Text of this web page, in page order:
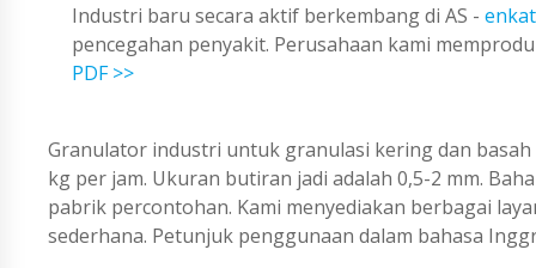
Industri baru secara aktif berkembang di AS -
pencegahan penyakit. Perusahaan kami
PDF >>
Granulator industri untuk granulasi kering dan
kg per jam. Ukuran butiran jadi adalah 0,5-2 mm.
pabrik percontohan. Kami menyediakan berbagai
sederhana. Petunjuk penggunaan dalam bahasa